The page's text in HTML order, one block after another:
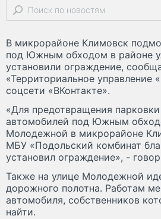
В микрорайоне Климовск
под Южным обходом в районе
установили ограждение,
«Территориальное управление
соцсети «ВКонтакте».
«Для предотвращения
автомобилей под Южным
Молодежной в микрорайоне
МБУ «Подольский комбинат
установил ограждение», -
Также на улице Молодежной
дорожного полотна. Работам
автомобиля, собственников
найти.